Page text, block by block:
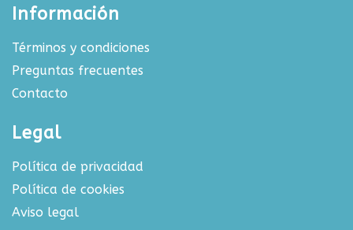
Información
Términos y condiciones
Preguntas frecuentes
Contacto
Legal
Política de privacidad
Política de cookies
Aviso legal